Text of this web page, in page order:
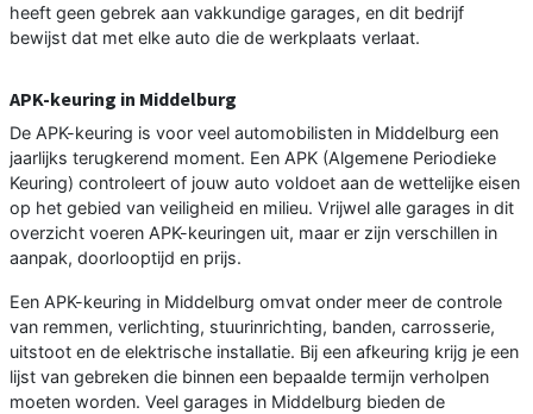
heeft geen gebrek aan vakkundige garages, en dit bedrijf
bewijst dat met elke auto die de werkplaats verlaat.
APK-keuring in Middelburg
De APK-keuring is voor veel automobilisten in Middelburg een
jaarlijks terugkerend moment. Een APK (Algemene Periodieke
Keuring) controleert of jouw auto voldoet aan de wettelijke eisen
op het gebied van veiligheid en milieu. Vrijwel alle garages in dit
overzicht voeren APK-keuringen uit, maar er zijn verschillen in
aanpak, doorlooptijd en prijs.
Een APK-keuring in Middelburg omvat onder meer de controle
van remmen, verlichting, stuurinrichting, banden, carrosserie,
uitstoot en de elektrische installatie. Bij een afkeuring krijg je een
lijst van gebreken die binnen een bepaalde termijn verholpen
moeten worden. Veel garages in Middelburg bieden de